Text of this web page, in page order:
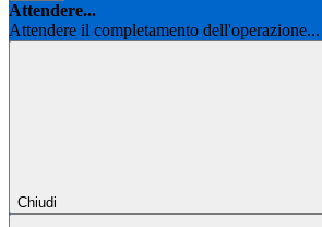
Attendere...
Attendere il completamento dell'operazione...
Chiudi